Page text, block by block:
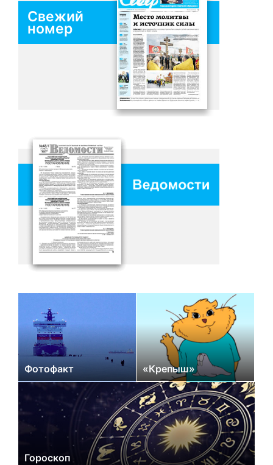
Свежий
номер
Фотофакт «Крепыш»
Гороскоп